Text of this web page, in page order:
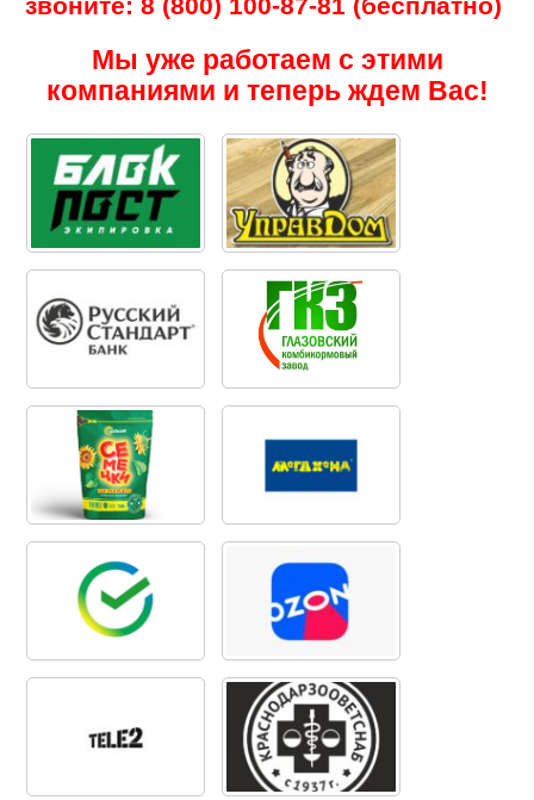
звоните: 8 (800) 100-87-81 (бесплатно)
Мы уже работаем с этими
компаниями и теперь ждем Вас!